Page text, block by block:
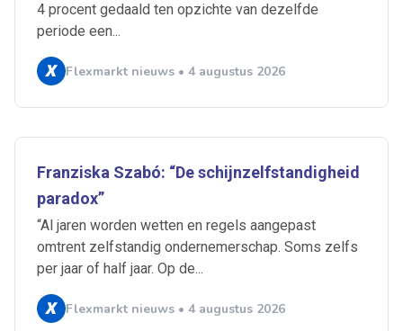
4 procent gedaald ten opzichte van dezelfde
periode een...
Flexmarkt nieuws • 4 augustus 2026
Franziska Szabó: “De schijnzelfstandigheid
paradox”
“Al jaren worden wetten en regels aangepast
omtrent zelfstandig ondernemerschap. Soms zelfs
per jaar of half jaar. Op de...
Flexmarkt nieuws • 4 augustus 2026
Ontvang vacatures direct in
je mailbox